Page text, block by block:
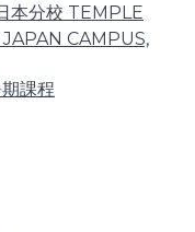
本分校 TEMPLE
CAMPUS,
課程